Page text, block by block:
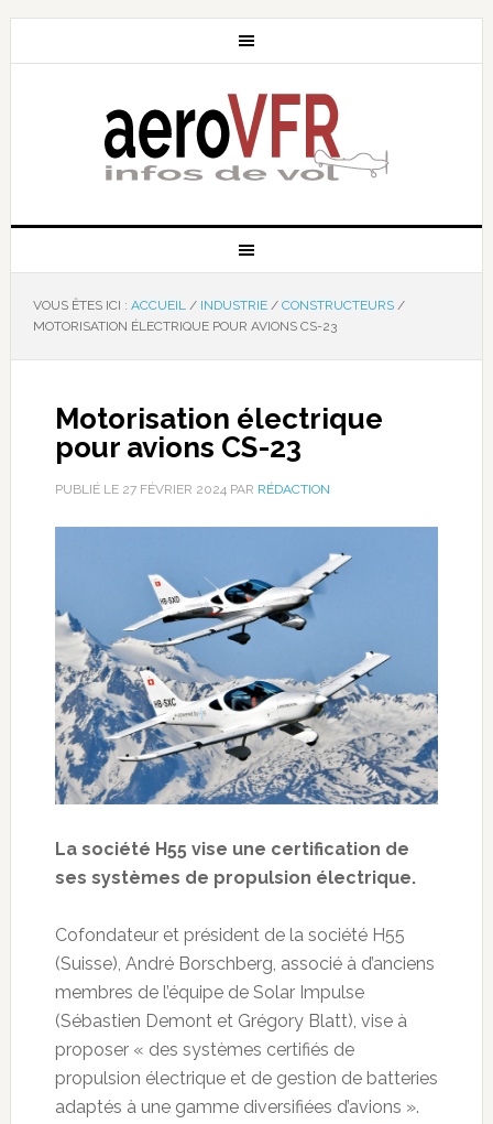
VOUS ÊTES ICI : ACCUEIL / INDUSTRIE / CONSTRUCTEURS /
MOTORISATION ÉLECTRIQUE POUR AVIONS CS-23
Motorisation électrique
pour avions CS-23
PUBLIÉ LE 27 FÉVRIER 2024PAR RÉDACTION
La société H55 vise une certification de
ses systèmes de propulsion électrique.
Cofondateur et président de la société H55
(Suisse), André Borschberg, associé à d’anciens
membres de l’équipe de Solar Impulse
(Sébastien Demont et Grégory Blatt), vise à
proposer « des systèmes certifiés de
propulsion électrique et de gestion de batteries
adaptés à une gamme diversifiées d’avions ».